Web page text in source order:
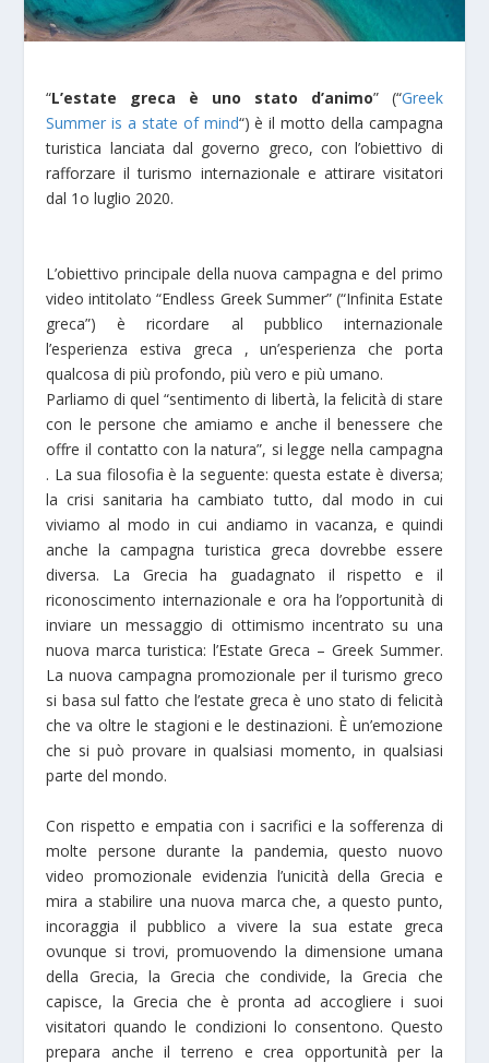
“L’estate greca è uno stato d’animo” (“Greek
Summer is a state of mind“) è il motto della campagna
turistica lanciata dal governo greco, con l’obiettivo di
rafforzare il turismo internazionale e attirare visitatori
dal 1o luglio 2020.
L’obiettivo principale della nuova campagna e del primo
video intitolato “Endless Greek Summer” (“Infinita Estate
greca”) è ricordare al pubblico internazionale
l’esperienza estiva greca , un’esperienza che porta
qualcosa di più profondo, più vero e più umano.
Parliamo di quel “sentimento di libertà, la felicità di stare
con le persone che amiamo e anche il benessere che
offre il contatto con la natura”, si legge nella campagna
. La sua filosofia è la seguente: questa estate è diversa;
la crisi sanitaria ha cambiato tutto, dal modo in cui
viviamo al modo in cui andiamo in vacanza, e quindi
anche la campagna turistica greca dovrebbe essere
diversa. La Grecia ha guadagnato il rispetto e il
riconoscimento internazionale e ora ha l’opportunità di
inviare un messaggio di ottimismo incentrato su una
nuova marca turistica: l’Estate Greca – Greek Summer.
La nuova campagna promozionale per il turismo greco
si basa sul fatto che l’estate greca è uno stato di felicità
che va oltre le stagioni e le destinazioni. È un’emozione
che si può provare in qualsiasi momento, in qualsiasi
parte del mondo.
Con rispetto e empatia con i sacrifici e la sofferenza di
molte persone durante la pandemia, questo nuovo
video promozionale evidenzia l’unicità della Grecia e
mira a stabilire una nuova marca che, a questo punto,
incoraggia il pubblico a vivere la sua estate greca
ovunque si trovi, promuovendo la dimensione umana
della Grecia, la Grecia che condivide, la Grecia che
capisce, la Grecia che è pronta ad accogliere i suoi
visitatori quando le condizioni lo consentono. Questo
prepara anche il terreno e crea opportunità per la